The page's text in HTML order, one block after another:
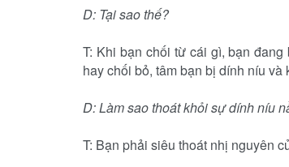
D: Tại sao thế?
T: Khi bạn chối từ cái gì, bạn
hay chối bỏ, tâm bạn bị dính níu
D: Làm sao thoát khỏi sự dính níu
T: Bạn phải siêu thoát nhị nguyên